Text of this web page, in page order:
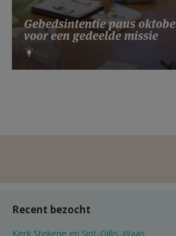
Gebedsintentie paus
voor een gedeelde missie
Recent bezocht
Kerk Stekene en Sint-Gillis-Waas